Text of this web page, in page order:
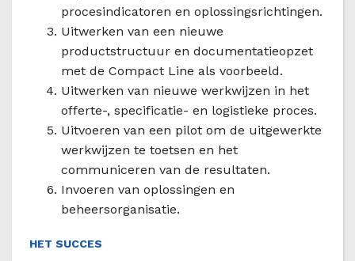
procesindicatoren en oplossingsrichtingen.
Uitwerken van een nieuwe
productstructuur en documentatieopzet
met de Compact Line als voorbeeld.
Uitwerken van nieuwe werkwijzen in het
offerte-, specificatie- en logistieke proces.
Uitvoeren van een pilot om de uitgewerkte
werkwijzen te toetsen en het
communiceren van de resultaten.
Invoeren van oplossingen en
beheersorganisatie.
HET SUCCES